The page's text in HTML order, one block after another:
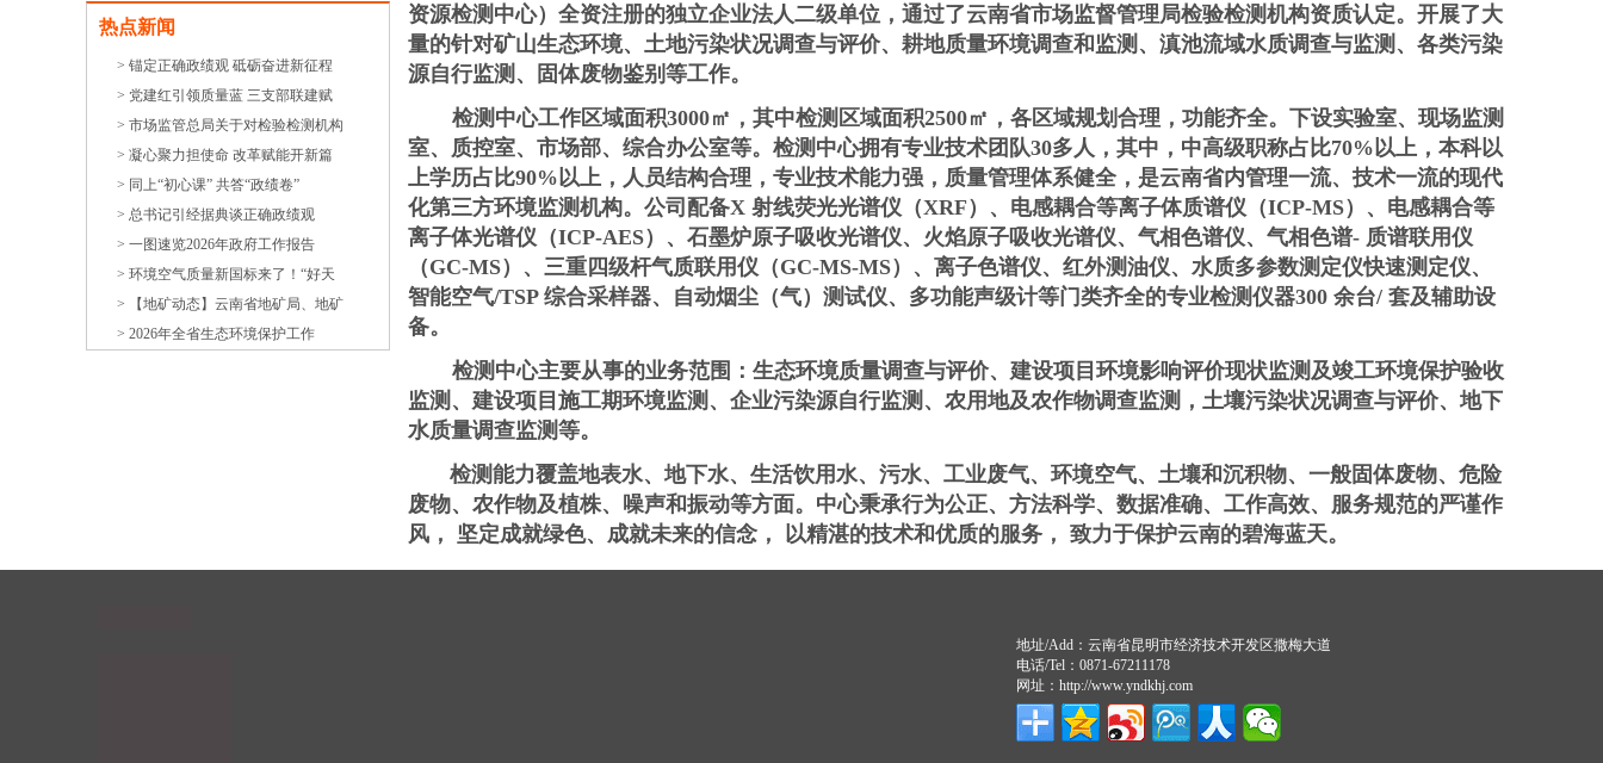
热点新闻
> 锚定正确政绩观 砥砺奋进新征程
> 党建红引领质量蓝 三支部联建赋
> 市场监管总局关于对检验检测机构
> 凝心聚力担使命 改革赋能开新篇
> 同上“初心课” 共答“政绩卷”
> 总书记引经据典谈正确政绩观
> 一图速览2026年政府工作报告
> 环境空气质量新国标来了！“好天
> 【地矿动态】云南省地矿局、地矿
> 2026年全省生态环境保护工作
资源检测中心）全资注册的独立企业法人二级单位，通过了云南省市场监督管理局检验检测机构资质认定。开展了大
量的针对矿山生态环境、土地污染状况调查与评价、耕地质量环境调查和监测、滇池流域水质调查与监测、各类污染
源自行监测、固体废物鉴别等工作。
检测中心工作区域面积3000㎡，其中检测区域面积2500㎡，各区域规划合理，功能齐全。下设实验室、现场监测
室、质控室、市场部、综合办公室等。检测中心拥有专业技术团队30多人，其中，中高级职称占比70% 以上，本科以
上学历占比90% 以上，人员结构合理，专业技术能力强，质量管理体系健全，是云南省内管理一流、技术一流的现代
化第三方环境监测机构。公司配备X 射线荧光光谱仪（XRF）、电感耦合等离子体质谱仪（ICP-MS）、电感耦合等
离子体光谱仪（ICP-AES）、石墨炉原子吸收光谱仪、火焰原子吸收光谱仪、气相色谱仪、气相色谱- 质谱联用仪
（GC-MS）、三重四级杆气质联用仪（GC-MS-MS）、离子色谱仪、红外测油仪、水质多参数测定仪快速测定仪、
智能空气/TSP 综合采样器、自动烟尘（气）测试仪、多功能声级计等门类齐全的专业检测仪器300 余台/ 套及辅助设
备。
检测中心主要从事的业务范围：生态环境质量调查与评价、建设项目环境影响评价现状监测及竣工环境保护验收
监测、建设项目施工期环境监测、企业污染源自行监测、农用地及农作物调查监测，土壤污染状况调查与评价、地下
水质量调查监测等。
检测能力覆盖地表水、地下水、生活饮用水、污水、工业废气、环境空气、土壤和沉积物、一般固体废物、危险
废物、农作物及植株、噪声和振动等方面。中心秉承行为公正、方法科学、数据准确、工作高效、服务规范的严谨作
风， 坚定成就绿色、成就未来的信念， 以精湛的技术和优质的服务， 致力于保护云南的碧海蓝天。
地址/Add：云南省昆明市经济技术开发区撒梅大道
电话/Tel：0871-67211178
网址：http://www.yndkhj.com